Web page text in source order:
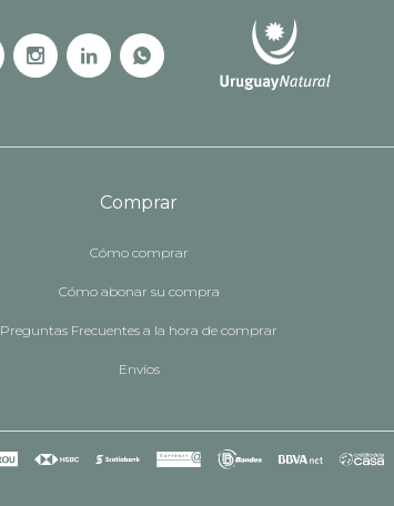
Comprar
Cómo comprar
Cómo abonar su compra
Preguntas Frecuentes a la hora de comprar
Envíos
  